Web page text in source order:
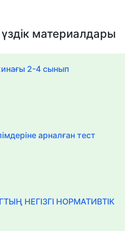
материалдары
2-4 сынып
арналған тест
НЕГІЗГІ НОРМАТИВТІК